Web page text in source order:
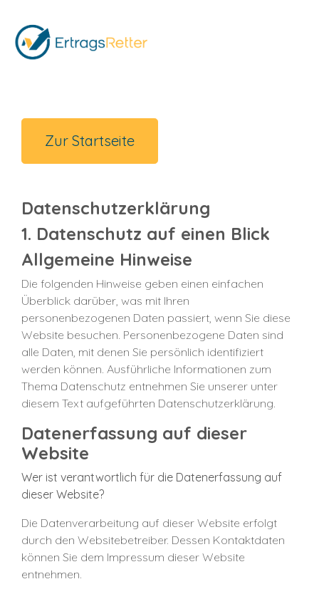
Zur Startseite
Datenschutzerklärung
1. Datenschutz auf einen Blick
Allgemeine Hinweise
Die folgenden Hinweise geben einen einfachen
Überblick darüber, was mit Ihren
personenbezogenen Daten passiert, wenn Sie diese
Website besuchen. Personenbezogene Daten sind
alle Daten, mit denen Sie persönlich identifiziert
werden können. Ausführliche Informationen zum
Thema Datenschutz entnehmen Sie unserer unter
diesem Text aufgeführten Datenschutzerklärung.
Datenerfassung auf dieser
Website
Wer ist verantwortlich für die Datenerfassung auf
dieser Website?
Die Datenverarbeitung auf dieser Website erfolgt
durch den Websitebetreiber. Dessen Kontaktdaten
können Sie dem Impressum dieser Website
entnehmen.